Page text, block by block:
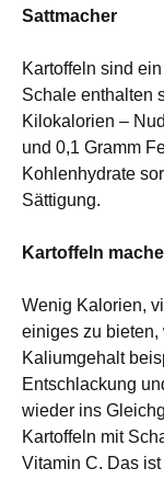
Sattmacher
Kartoffeln sind
Schale enthalten
Kilokalorien –
und 0,1 Gramm
Kohlenhydrate
Sättigung.
Kartoffeln
Wenig Kalorien,
einiges zu bieten,
Kaliumgehalt
Entschlackung
wieder ins
Kartoffeln mit
Vitamin C. Das